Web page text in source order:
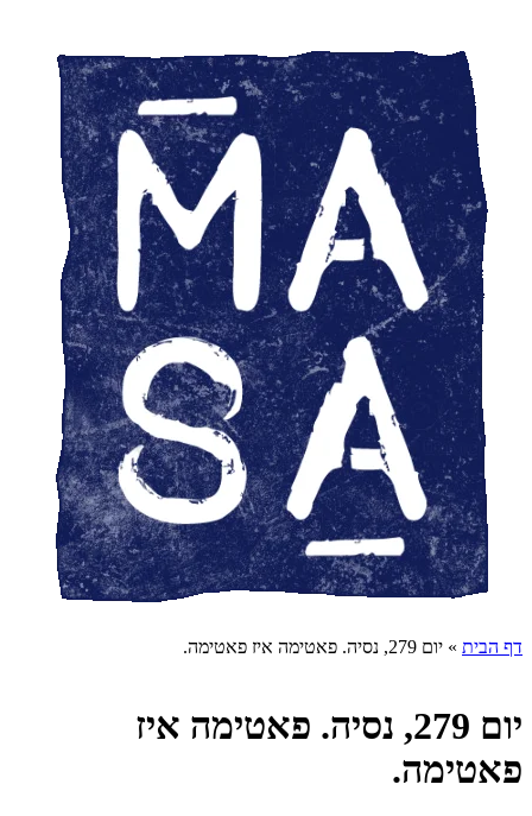
דף הבית » יום 279, נסיה. פאטימה איז פאטימה.
יום 279, נסיה. פאטימה איז
פאטימה.